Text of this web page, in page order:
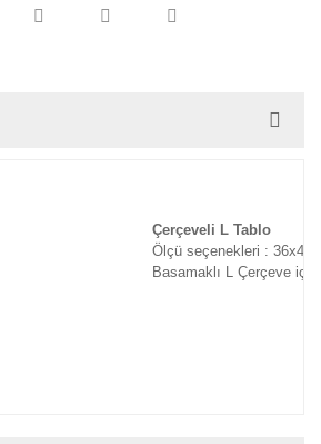
Çerçeveli L Tablo
Ölçü seçenekleri :
Basamaklı L Çerçeve